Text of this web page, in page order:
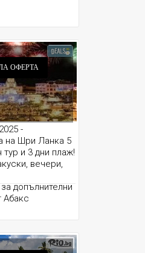
ОФЕРТА
-
на Шри Ланка 5
тур и 3 дни плаж!
вечери,
трансфери и
допълнителни
Абакс